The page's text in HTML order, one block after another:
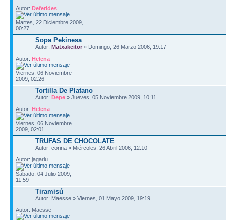
Autor: Deferides
Martes, 22 Diciembre 2009,
00:27
Sopa Pekinesa
Autor: Matxakeitor » Domingo, 26 Marzo 2006, 19:17
Autor: Helena
Viernes, 06 Noviembre
2009, 02:26
Tortilla De Platano
Autor: Depe » Jueves, 05 Noviembre 2009, 10:11
Autor: Helena
Viernes, 06 Noviembre
2009, 02:01
TRUFAS DE CHOCOLATE
Autor: corina » Miércoles, 26 Abril 2006, 12:10
Autor: jagarlu
Sábado, 04 Julio 2009,
11:59
Tiramisú
Autor: Maesse » Viernes, 01 Mayo 2009, 19:19
Autor: Maesse